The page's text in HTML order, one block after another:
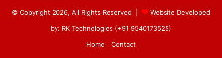
© Copyright 2026, All Rights Reserved |
Website Developed
by: RK Technologies (+91 9540173525)
Home
Contact